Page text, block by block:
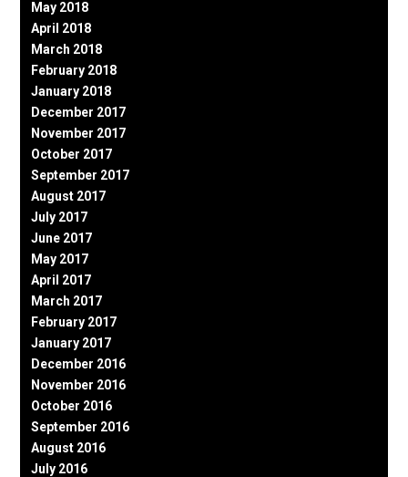
May 2018
April 2018
March 2018
February 2018
January 2018
December 2017
November 2017
October 2017
September 2017
August 2017
July 2017
June 2017
May 2017
April 2017
March 2017
February 2017
January 2017
December 2016
November 2016
October 2016
September 2016
August 2016
July 2016